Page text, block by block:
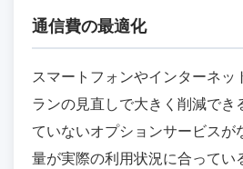
通信費の最適化
スマートフォンやインターネッ
ランの見直しで大きく削減でき
ていないオプションサービスが
量が実際の利用状況に合ってい